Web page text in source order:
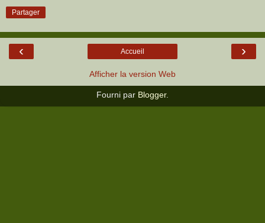
Partager
‹ ›
Accueil
Afficher la version Web
Fourni par Blogger.